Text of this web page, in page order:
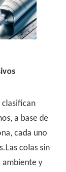
clasifican
a base de
cada uno
colas sin
ambiente y